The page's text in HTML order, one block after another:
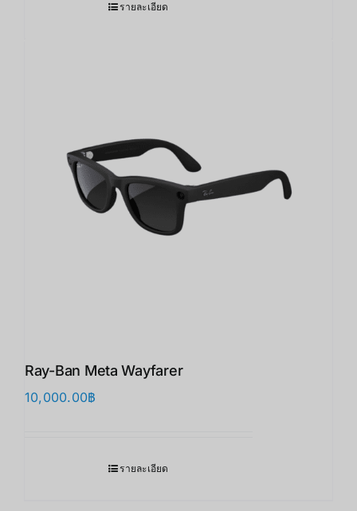
รายละเอียด
Ray-Ban Meta Wayfarer
10,000.00฿
รายละเอียด